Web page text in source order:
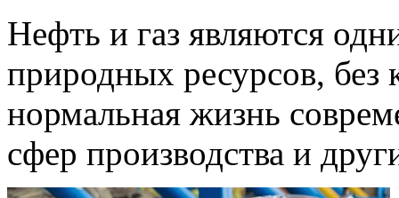
Нефть и газ являются
природных ресурсов, без
нормальная жизнь
сфер производства и